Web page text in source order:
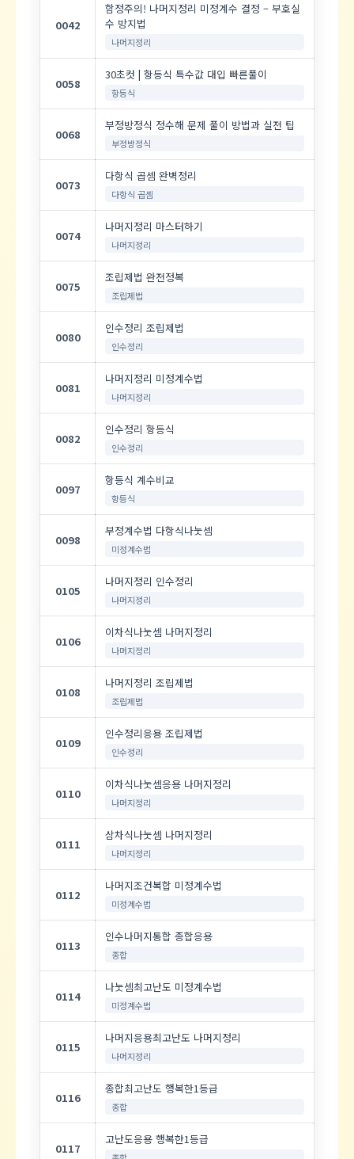
0042
함정주의! 나머지정리 미정계수 결정 – 부호실
수 방지법
나머지정리
0058
30초컷 | 항등식 특수값 대입 빠른풀이
항등식
0068
부정방정식 정수해 문제 풀이 방법과 실전 팁
부정방정식
0073
다항식 곱셈 완벽정리
다항식 곱셈
0074
나머지정리 마스터하기
나머지정리
0075
조립제법 완전정복
조립제법
0080
인수정리 조립제법
인수정리
0081
나머지정리 미정계수법
나머지정리
0082
인수정리 항등식
인수정리
0097
항등식 계수비교
항등식
0098
부정계수법 다항식나눗셈
미정계수법
0105
나머지정리 인수정리
나머지정리
0106
이차식나눗셈 나머지정리
나머지정리
0108
나머지정리 조립제법
조립제법
0109
인수정리응용 조립제법
인수정리
0110
이차식나눗셈응용 나머지정리
나머지정리
0111
삼차식나눗셈 나머지정리
나머지정리
0112
나머지조건복합 미정계수법
미정계수법
0113
인수나머지통합 종합응용
종합
0114
나눗셈최고난도 미정계수법
미정계수법
0115
나머지응용최고난도 나머지정리
나머지정리
0116
종합최고난도 행복한1등급
종합
0117
고난도응용 행복한1등급